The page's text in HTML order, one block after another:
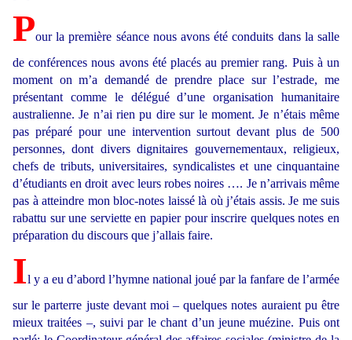
Pour la première séance nous avons été conduits dans la salle
de conférences nous avons été placés au premier rang. Puis à un
moment on m’a demandé de prendre place sur l’estrade, me
présentant comme le délégué d’une organisation humanitaire
australienne. Je n’ai rien pu dire sur le moment. Je n’étais même
pas préparé pour une intervention surtout devant plus de 500
personnes, dont divers dignitaires gouvernementaux, religieux,
chefs de tributs, universitaires, syndicalistes et une cinquantaine
d’étudiants en droit avec leurs robes noires …. Je n’arrivais même
pas à atteindre mon bloc-notes laissé là où j’étais assis. Je me suis
rabattu sur une serviette en papier pour inscrire quelques notes en
préparation du discours que j’allais faire.
Il y a eu d’abord l’hymne national joué par la fanfare de l’armée
sur le parterre juste devant moi – quelques notes auraient pu être
mieux traitées –, suivi par le chant d’un jeune muézine. Puis ont